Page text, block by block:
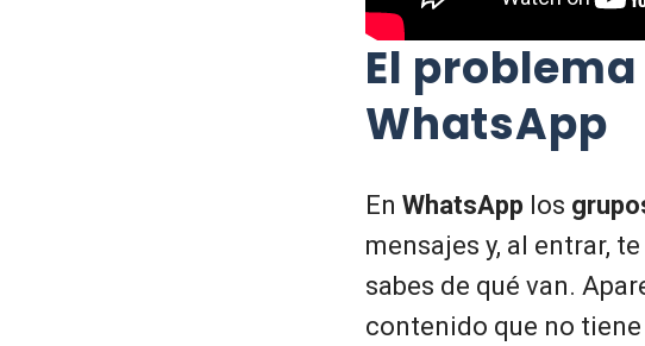
El
WhatsApp
En WhatsApp los
mensajes y, al entrar,
sabes de qué van.
contenido que no